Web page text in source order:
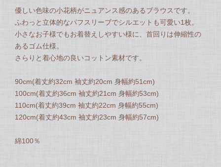
優しい色味の小花柄がニュアンス感のあるブラウスです。
ふわっと立体的なパフスリーブでシルエットも可愛い1枚。
小さなお子様でもお着替えしやすい様に、首回りは伸縮性の
あるゴム仕様。
さらりと着心地の良いコットン素材です。
90cm(着丈約32cm 袖丈約20cm 身幅約51cm)
100cm(着丈約36cm 袖丈約21cm 身幅約53cm)
110cm(着丈約39cm 袖丈約22cm 身幅約55cm)
120cm(着丈約43cm 袖丈約23cm 身幅約57cm)
綿100％